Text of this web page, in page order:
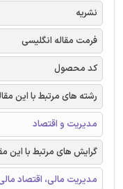
نشریه
فرمت مقاله انگلیسی
کد محصول
رشته های مرتبط با این
مدیریت و اقتصاد
گرایش های مرتبط با این
مدیریت مالی، اقتصاد مالی